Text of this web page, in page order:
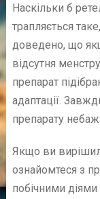
Наскільки б
трапляється
доведено, що
відсутня
препарат
адаптації.
препарату
Якщо ви
ознайомтеся з
побічними